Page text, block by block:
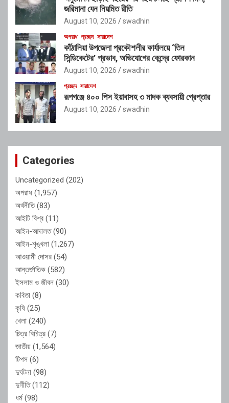
জরিমানা যেন নিয়মিত রীতি
August 10, 2026 swadhin
অপরাধ প্রচ্ছদ সারাদেশ
কাঁঠালিয়া উপজেলা প্রকৌশলীর কার্যালয়ে ‘তিন
সিন্ডিকেটের’ প্রভাব, অভিযোগের কেন্দ্রে ফোরকান
August 10, 2026 swadhin
প্রচ্ছদ সারাদেশ
রূপগঞ্জে ৪০০ পিস ইয়াবাসহ ৩ মাদক ব্যবসায়ী গ্রেপ্তার
August 10, 2026 swadhin
Categories
Uncategorized (202)
অপরাধ (1,957)
অর্থনীতি(83)
আইটি বিশ্ব (11)
আইন-আদালত(90)
আইন-শৃঙ্খলা (1,267)
আওয়ামী দোসর (54)
আন্তর্জাতিক (582)
ইসলাম ও জীবন (30)
কবিতা (8)
কৃষি (25)
খেলা (240)
চিত্র বিচিত্র (7)
জাতীয় (1,564)
টিপস (6)
দুর্ঘটনা (98)
দুর্নীতি(112)
ধর্ম(98)